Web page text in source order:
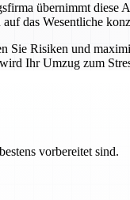
übernimmt
das Wesentliche
Risiken und
Ihr Umzug zum
vorbereitet sind.